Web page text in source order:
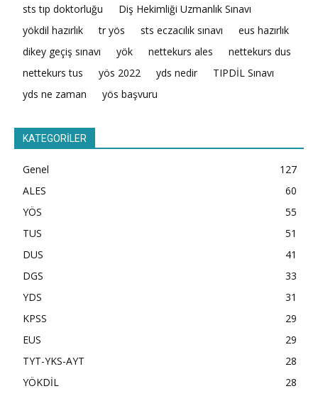
sts tıp doktorluğu
Diş Hekimliği Uzmanlık Sınavı
yökdil hazırlık
tr yös sts eczacılık sınavı
eus hazırlık
dikey geçiş sınavı
yök nettekurs ales
nettekurs dus
nettekurs tus
yös 2022 yds nedir
TIPDİL Sınavı
yds ne zaman
yös başvuru
KATEGORİLER
Genel
127
ALES
60
YÖS
55
TUS
51
DUS
41
DGS
33
YDS
31
KPSS
29
EUS
29
TYT-YKS-AYT
28
YÖKDİL
28